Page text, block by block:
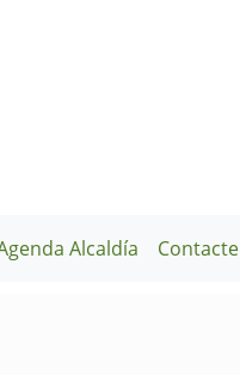
Alcaldía Contacte